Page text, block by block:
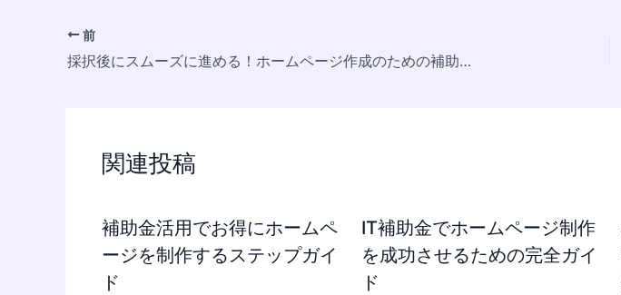
前
採択後にスムーズに進める！ホームページ作成のための補助金活用ガイド
関連投稿
補助金活用でお得にホームペ
ージを制作するステップガイ
ド
IT補助金でホームページ制作
を成功させるための完全ガイ
ド